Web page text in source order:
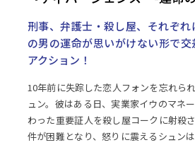
刑事、弁護士・殺し屋、それぞ
の男の運命が思いがけない形で交
アクション！
10年前に失踪した恋人フォンを忘れら
ュン。彼はある日、実業家イウのマネ
わった重要証人を殺し屋コークに射殺
件が困難となり、怒りに震えるシュン